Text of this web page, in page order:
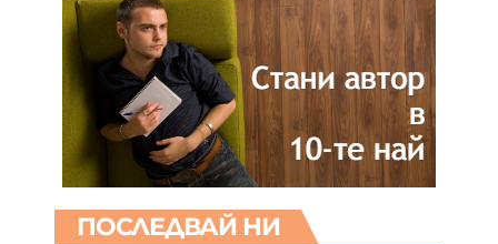
ПОСЛЕДВАЙ НИ